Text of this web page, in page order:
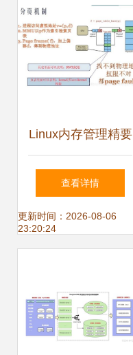
Linux内存管理精要
从内核机理到数据
处理与存储支撑
查看详情
更新时间：2026-08-06
23:20:24